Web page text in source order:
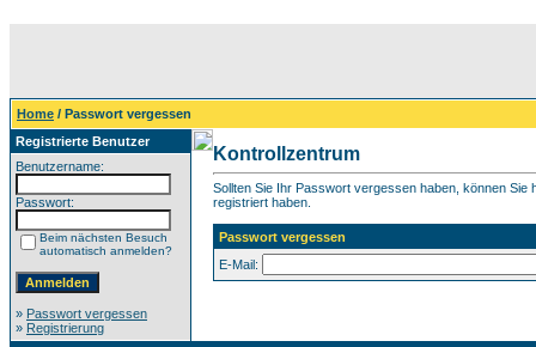
Home / Passwort vergessen
Registrierte Benutzer
Benutzername:
Passwort:
Beim nächsten Besuch
automatisch anmelden?
» Passwort vergessen
» Registrierung
Kontrollzentrum
Sollten Sie Ihr Passwort vergessen haben, können
registriert haben.
Passwort vergessen
E-Mail: